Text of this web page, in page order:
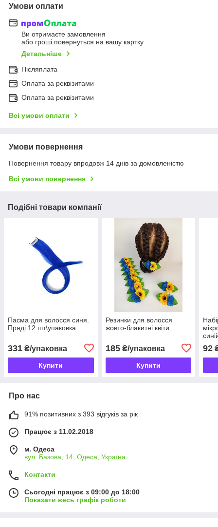
Умови оплати
Ви отримаєте замовлення
або гроші повернуться на вашу картку
Детальніше
Післяплата
Оплата за реквізитами
Оплата за реквізитами
Всі умови оплати
Умови повернення
Повернення товару впродовж 14 днів за домовленістю
Всі умови повернення
Подібні товари компанії
Пасма для волосся синя.
Пряді.12 шт\упаковка
331 ₴/упаковка
Купити
Резинки для волосся
жовто-блакитні квіти
185₴/упаковка
Купити
92
Про нас
91% позитивних з 393 відгуків за рік
Працює з 11.02.2018
м. Одеса
вул. Базова, 14, Одеса, Україна
Контакти
Сьогодні працює з 09:00 до 18:00
Показати весь графік роботи